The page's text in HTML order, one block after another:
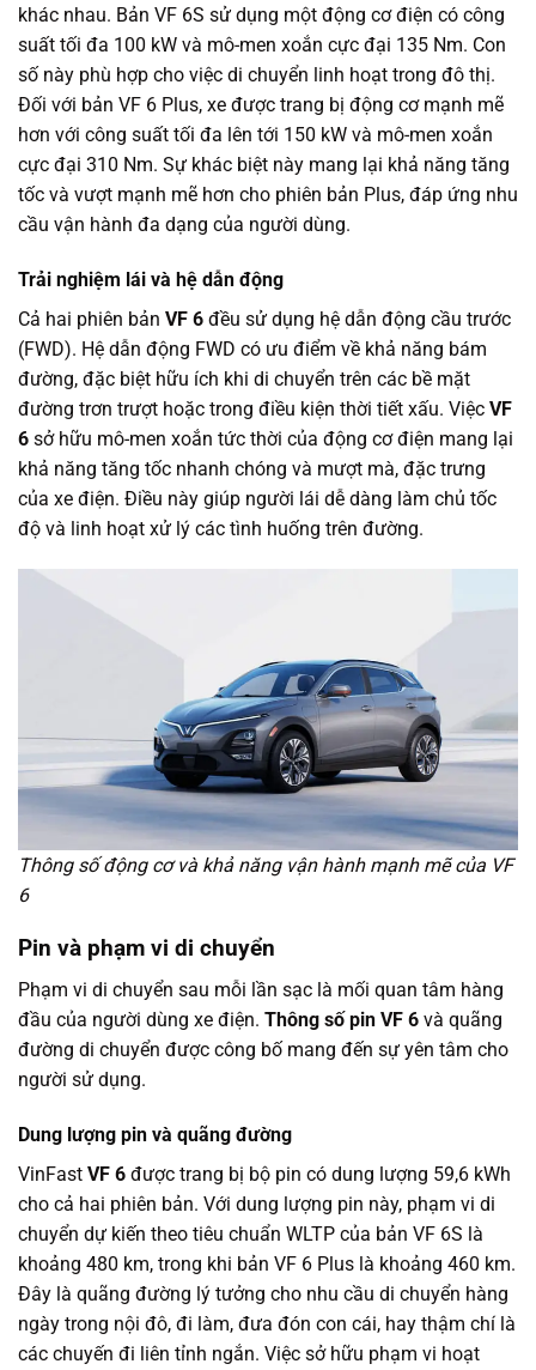
khác nhau. Bản VF 6S sử dụng một động cơ điện có công
suất tối đa 100 kW và mô-men xoắn cực đại 135 Nm. Con
số này phù hợp cho việc di chuyển linh hoạt trong đô thị.
Đối với bản VF 6 Plus, xe được trang bị động cơ mạnh mẽ
hơn với công suất tối đa lên tới 150 kW và mô-men xoắn
cực đại 310 Nm. Sự khác biệt này mang lại khả năng tăng
tốc và vượt mạnh mẽ hơn cho phiên bản Plus, đáp ứng nhu
cầu vận hành đa dạng của người dùng.
Trải nghiệm lái và hệ dẫn động
Cả hai phiên bản VF 6 đều sử dụng hệ dẫn động cầu trước
(FWD). Hệ dẫn động FWD có ưu điểm về khả năng bám
đường, đặc biệt hữu ích khi di chuyển trên các bề mặt
đường trơn trượt hoặc trong điều kiện thời tiết xấu. Việc VF
6 sở hữu mô-men xoắn tức thời của động cơ điện mang lại
khả năng tăng tốc nhanh chóng và mượt mà, đặc trưng
của xe điện. Điều này giúp người lái dễ dàng làm chủ tốc
độ và linh hoạt xử lý các tình huống trên đường.
Thông số động cơ và khả năng vận hành mạnh mẽ của VF
6
Pin và phạm vi di chuyển
Phạm vi di chuyển sau mỗi lần sạc là mối quan tâm hàng
đầu của người dùng xe điện. Thông số pin VF 6 và quãng
đường di chuyển được công bố mang đến sự yên tâm cho
người sử dụng.
Dung lượng pin và quãng đường
VinFast VF 6 được trang bị bộ pin có dung lượng 59,6 kWh
cho cả hai phiên bản. Với dung lượng pin này, phạm vi di
chuyển dự kiến theo tiêu chuẩn WLTP của bản VF 6S là
khoảng 480 km, trong khi bản VF 6 Plus là khoảng 460 km.
Đây là quãng đường lý tưởng cho nhu cầu di chuyển hàng
ngày trong nội đô, đi làm, đưa đón con cái, hay thậm chí là
các chuyến đi liên tỉnh ngắn. Việc sở hữu phạm vi hoạt